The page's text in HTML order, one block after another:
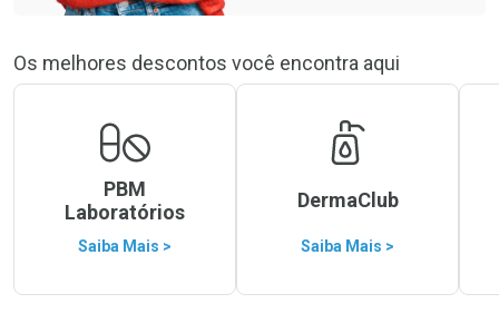
Os melhores descontos você encontra aqui
PBM
Laboratórios
Saiba Mais >
DermaClub
Saiba Mais >